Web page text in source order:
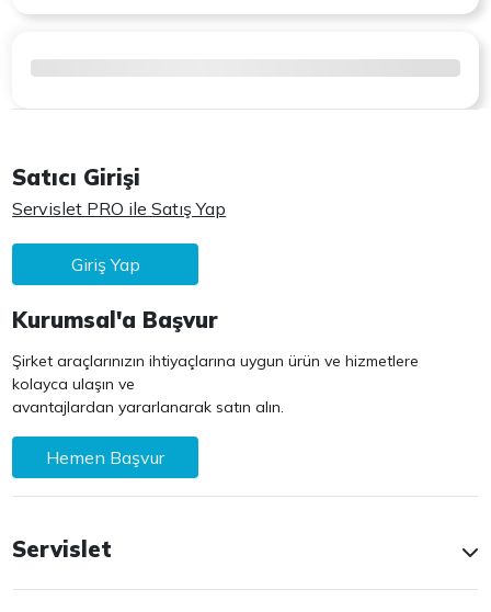
Satıcı Girişi
Servislet PRO ile Satış Yap
Giriş Yap
Kurumsal'a Başvur
Şirket araçlarınızın ihtiyaçlarına uygun ürün ve hizmetlere
kolayca ulaşın ve
avantajlardan yararlanarak satın alın.
Hemen Başvur
Servislet